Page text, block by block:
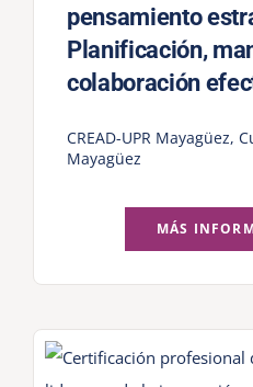
pensamiento
Planificación,
colaboración
CREAD-UPR Mayagüez,
Mayagüez
MÁS